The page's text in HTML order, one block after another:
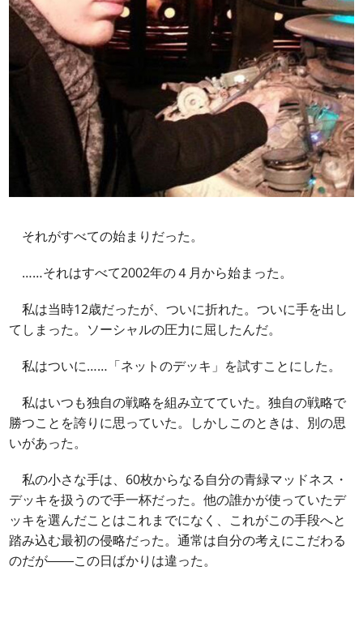
それがすべての始まりだった。
……それはすべて2002年の４月から始まった。
私は当時12歳だったが、ついに折れた。ついに手を出し
てしまった。ソーシャルの圧力に屈したんだ。
私はついに……「ネットのデッキ」を試すことにした。
私はいつも独自の戦略を組み立てていた。独自の戦略で
勝つことを誇りに思っていた。しかしこのときは、別の思
いがあった。
私の小さな手は、60枚からなる自分の青緑マッドネス・
デッキを扱うので手一杯だった。他の誰かが使っていたデ
ッキを選んだことはこれまでになく、これがこの手段へと
踏み込む最初の侵略だった。通常は自分の考えにこだわる
のだが――この日ばかりは違った。